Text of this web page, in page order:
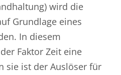
wird die
Grundlage eines
In diesem
Faktor Zeit eine
sie ist der Auslöser für